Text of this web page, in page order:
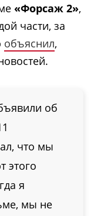
«Форсаж 2»,
части, за
объяснил,
об
что мы
этого
я
мы не